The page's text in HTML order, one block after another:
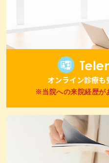
オンライン診療も
※当院への来院経歴が